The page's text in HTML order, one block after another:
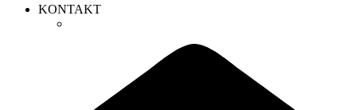
KONTAKT